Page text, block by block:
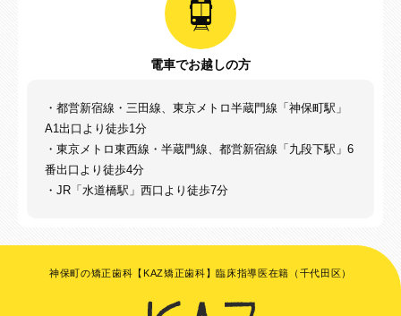
電車でお越しの方
・都営新宿線・三田線、東京メトロ半蔵門線「神保町駅」
A1出口より徒歩1分
・東京メトロ東西線・半蔵門線、都営新宿線「九段下駅」6
番出口より徒歩4分
・JR「水道橋駅」西口より徒歩7分
神保町の矯正歯科【KAZ矯正歯科】臨床指導医在籍（千代田区）